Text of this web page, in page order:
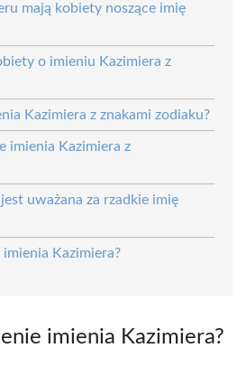
mają kobiety noszące imię
o imieniu Kazimiera z
Kazimiera z znakami zodiaku?
imienia Kazimiera z
uważana za rzadkie imię
Kazimiera?
imienia Kazimiera?